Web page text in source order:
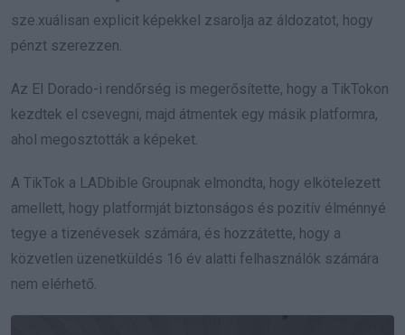
sze.xuálisan explicit képekkel zsarolja az áldozatot, hogy
pénzt szerezzen.
Az El Dorado-i rendőrség is megerősítette, hogy a TikTokon
kezdtek el csevegni, majd átmentek egy másik platformra,
ahol megosztották a képeket.
A TikTok a LADbible Groupnak elmondta, hogy elkötelezett
amellett, hogy platformját biztonságos és pozitív élménnyé
tegye a tizenévesek számára, és hozzátette, hogy a
közvetlen üzenetküldés 16 év alatti felhasználók számára
nem elérhető.